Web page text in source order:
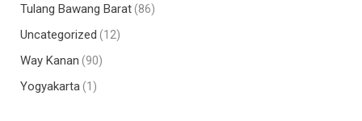
Tulang Bawang Barat(86)
Uncategorized (12)
Way Kanan (90)
Yogyakarta(1)